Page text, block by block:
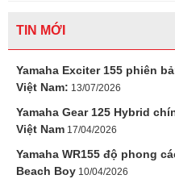
TIN MỚI
Yamaha Exciter 155 phiên
Việt Nam: 13/07/2026
Yamaha Gear 125 Hybrid
Việt Nam 17/04/2026
Yamaha WR155 độ phong
Beach Boy 10/04/2026